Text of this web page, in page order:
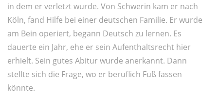
in dem er verletzt wurde. Von Schwerin kam er nach
Köln, fand Hilfe bei einer deutschen Familie. Er wurde
am Bein operiert, begann Deutsch zu lernen. Es
dauerte ein Jahr, ehe er sein Aufenthaltsrecht hier
erhielt. Sein gutes Abitur wurde anerkannt. Dann
stellte sich die Frage, wo er beruflich Fuß fassen
könnte.